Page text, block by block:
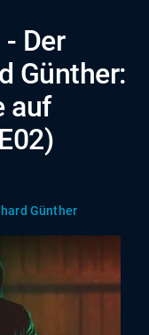
Der
Günther:
auf
Günther